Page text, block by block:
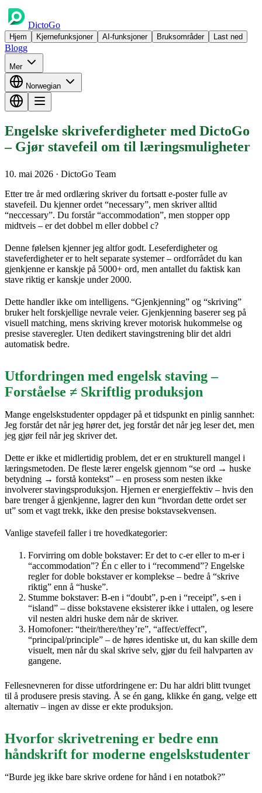
DictoGo
Hjem Kjernefunksjoner AI-funksjoner Bruksområder Last ned
Blogg
Mer
Norwegian
Engelske skriveferdigheter med DictoGo
– Gjør stavefeil om til læringsmuligheter
10. mai 2026 · DictoGo Team
Etter tre år med ordlæring skriver du fortsatt e-poster fulle av
stavefeil. Du kjenner ordet “necessary”, men skriver alltid
“neccessary”. Du forstår “accommodation”, men stopper opp
midtveis – er det dobbel m eller dobbel c?
Denne følelsen kjenner jeg altfor godt. Leseferdigheter og
staveferdigheter er to helt separate systemer – ordforrådet du kan
gjenkjenne er kanskje på 5000+ ord, men antallet du faktisk kan
stave riktig er kanskje under 2000.
Dette handler ikke om intelligens. “Gjenkjenning” og “skriving”
bruker helt forskjellige nevrale veier. Gjenkjenning baserer seg på
visuell matching, mens skriving krever motorisk hukommelse og
presise staveregler. Uten dedikert stavingstrening blir det aldri
automatisk bedre.
Utfordringen med engelsk staving –
Forståelse ≠ Skriftlig produksjon
Mange engelskstudenter oppdager på et tidspunkt en pinlig sannhet:
Jeg forstår det når jeg hører det, jeg forstår det når jeg leser det, men
jeg gjør feil når jeg skriver det.
Dette er ikke et midlertidig problem, det er en strukturell mangel i
læringsmetoden. De fleste lærer engelsk gjennom “se ord → huske
betydning → forstå kontekst” – en prosess som nesten ikke
involverer stavingsproduksjon. Hjernen er energieffektiv – hvis den
bare trenger å gjenkjenne, lagrer den kun “hvordan dette ordet ser
ut” som et vagt trekk, ikke den presise bokstavsekvensen.
Vanlige stavefeil faller i tre hovedkategorier:
Forvirring om doble bokstaver: Er det to c-er eller to m-er i
“accommodation”? Én c eller to i “recommend”? Engelske
regler for doble bokstaver er komplekse – bedre å “skrive
riktig” enn å “huske”.
Stumme bokstaver: B-en i “doubt”, p-en i “receipt”, s-en i
“island” – disse bokstavene eksisterer ikke i uttalen, og lesere
vil nesten aldri huske dem når de skriver.
Homofoner: “their/there/they’re”, “affect/effect”,
“principal/principle” – de høres identiske ut, du kan skille dem
visuelt, men når du skal skrive selv, gjør du feil halvparten av
gangene.
Fellesnevneren for disse utfordringene er: Du har aldri blitt tvunget
til å produsere presis staving. Å se én gang, klikke én gang, velge ett
alternativ – ingen av disse er ekte produksjon.
Hvorfor skrivetrening er bedre enn
håndskrift for moderne engelskstudenter
“Burde jeg ikke bare skrive ordene for hånd i en notatbok?”